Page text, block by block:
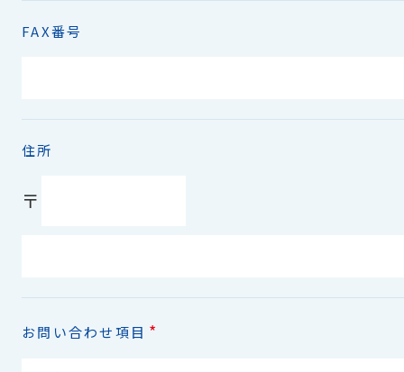
FAX番号
住所
〒
お問い合わせ項目 *